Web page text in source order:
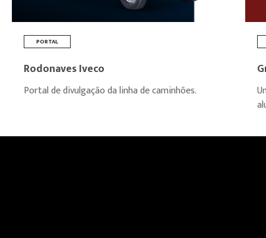
PORTAL
Rodonaves Iveco
Portal de divulgação da linha de caminhões.